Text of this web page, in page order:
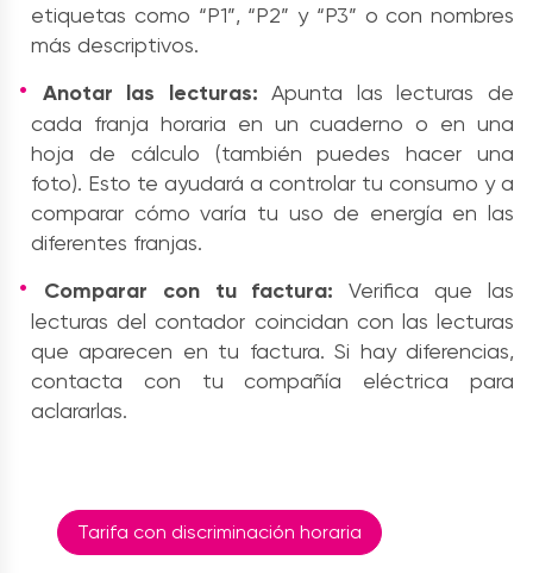
etiquetas como “P1”, “P2” y “P3” o con nombres
más descriptivos.
Anotar las lecturas: Apunta las lecturas de
cada franja horaria en un cuaderno o en una
hoja de cálculo (también puedes hacer una
foto). Esto te ayudará a controlar tu consumo y a
comparar cómo varía tu uso de energía en las
diferentes franjas.
Comparar con tu factura: Verifica que las
lecturas del contador coincidan con las lecturas
que aparecen en tu factura. Si hay diferencias,
contacta con tu compañía eléctrica para
aclararlas.
Tarifa con discriminación horaria